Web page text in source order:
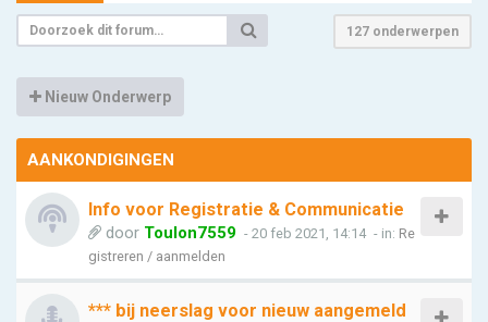
127 onderwerpen
Nieuw Onderwerp
AANKONDIGINGEN
Info voor Registratie & Communicatie
door Toulon7559 - 20 feb 2021, 14:14 - in: Re
gistreren / aanmelden
*** bij neerslag voor nieuw aangemeld